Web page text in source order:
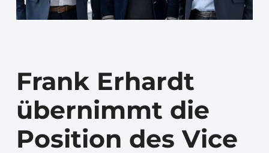
Frank Erhardt
übernimmt die
Position des Vice